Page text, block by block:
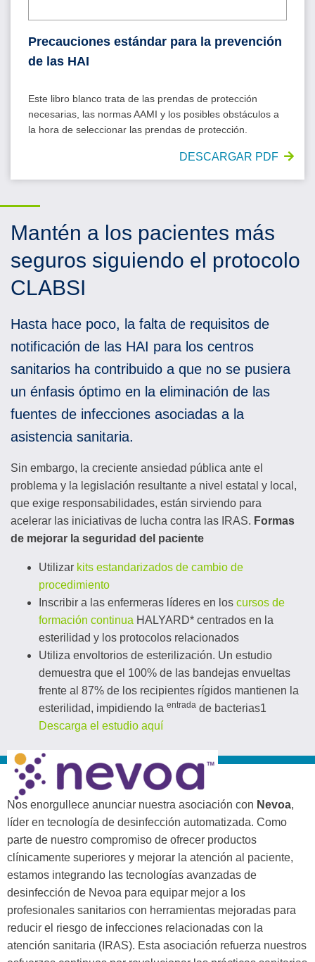
Precauciones estándar para la prevención
de las HAI
Este libro blanco trata de las prendas de protección
necesarias, las normas AAMI y los posibles obstáculos a
la hora de seleccionar las prendas de protección.
DESCARGAR PDF
Mantén a los pacientes más
seguros siguiendo el protocolo
CLABSI
Hasta hace poco, la falta de requisitos de
notificación de las HAI para los centros
sanitarios ha contribuido a que no se pusiera
un énfasis óptimo en la eliminación de las
fuentes de infecciones asociadas a la
asistencia sanitaria.
Sin embargo, la creciente ansiedad pública ante el
problema y la legislación resultante a nivel estatal y local,
que exige responsabilidades, están sirviendo para
acelerar las iniciativas de lucha contra las IRAS. Formas
de mejorar la seguridad del paciente
Utilizar kits estandarizados de cambio de
procedimiento
Inscribir a las enfermeras líderes en los cursos de
formación continua HALYARD* centrados en la
esterilidad y los protocolos relacionados
Utiliza envoltorios de esterilización. Un estudio
demuestra que el 100% de las bandejas envueltas
frente al 87% de los recipientes rígidos mantienen la
esterilidad, impidiendo la entrada de bacterias1
Descarga el estudio aquí
Nos enorgullece anunciar nuestra asociación con Nevoa,
líder en tecnología de desinfección automatizada. Como
parte de nuestro compromiso de ofrecer productos
clínicamente superiores y mejorar la atención al paciente,
estamos integrando las tecnologías avanzadas de
desinfección de Nevoa para equipar mejor a los
profesionales sanitarios con herramientas mejoradas para
reducir el riesgo de infecciones relacionadas con la
atención sanitaria (IRAS). Esta asociación refuerza nuestros